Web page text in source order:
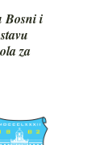
Bosni i
za